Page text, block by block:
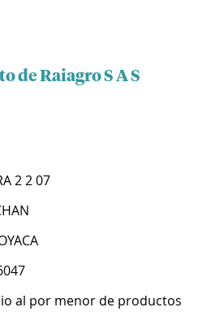
de Raiagro S A S
2 2 07
al por menor de productos